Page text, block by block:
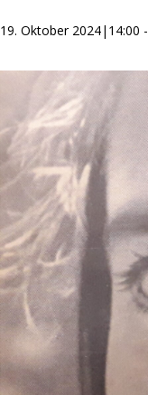
19. Oktober 2024|14:00 -